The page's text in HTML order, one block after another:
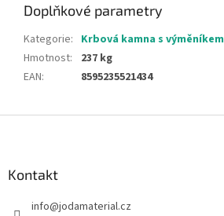
Doplňkové parametry
Kategorie: Krbová kamna s výměníkem
Hmotnost:
237 kg
EAN: 8595235521434
Kontakt
info@jodamaterial.cz